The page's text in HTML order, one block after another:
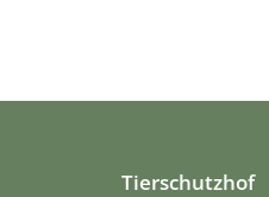
Tierschutzhof